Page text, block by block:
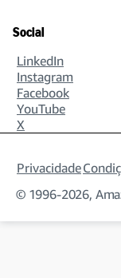
Social
LinkedIn
Instagram
Facebook
YouTube
X
Privacidade
© 1996-2026,